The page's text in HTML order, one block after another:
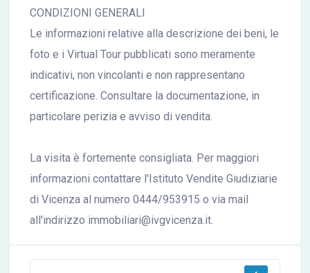
CONDIZIONI GENERALI
Le informazioni relative alla descrizione dei beni, le
foto e i Virtual Tour pubblicati sono meramente
indicativi, non vincolanti e non rappresentano
certificazione. Consultare la documentazione, in
particolare perizia e avviso di vendita.
La visita è fortemente consigliata. Per maggiori
informazioni contattare l'Istituto Vendite Giudiziarie
di Vicenza al numero 0444/953915 o via mail
all'indirizzo immobiliari@ivgvicenza.it.